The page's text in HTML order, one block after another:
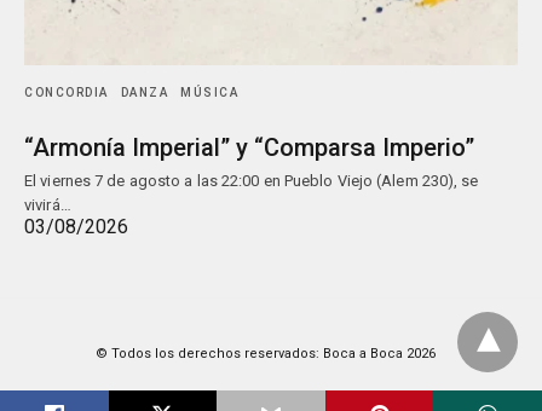
CONCORDIA DANZA MÚSICA
“Armonía Imperial” y “Comparsa Imperio”
El viernes 7 de agosto a las 22:00 en Pueblo Viejo (Alem 230), se
vivirá…
03/08/2026
© Todos los derechos reservados: Boca a Boca 2026